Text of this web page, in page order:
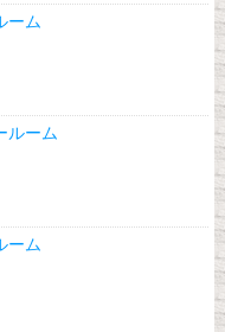
ーム
ルーム
ーム